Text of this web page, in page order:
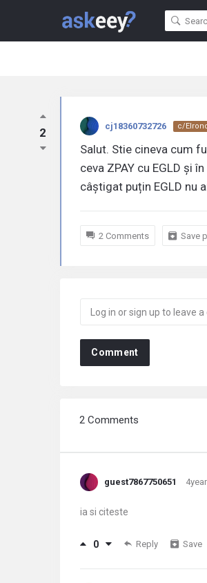
2 cj18360732726 c/
Salut. Stie cineva cum
ceva ZPAY cu EGLD și
câștigat puțin EGLD nu
2 Comments Save
Comment
2 Comments
guest7867750651
ia si citeste
0 Reply Save